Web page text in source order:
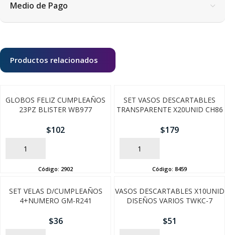
Medio de Pago
Productos relacionados
GLOBOS FELIZ CUMPLEAÑOS
23PZ BLISTER WB977
$102
AÑADIR
Código: 2902
SET VASOS DESCARTABLES
TRANSPARENTE X20UNID CH86
$179
AÑADIR
Código: 8459
SET VELAS D/CUMPLEAÑOS
4+NUMERO GM-R241
$36
VASOS DESCARTABLES X10UNID
DISEÑOS VARIOS TWKC-7
$51
SEGUÍ COMPRANDO